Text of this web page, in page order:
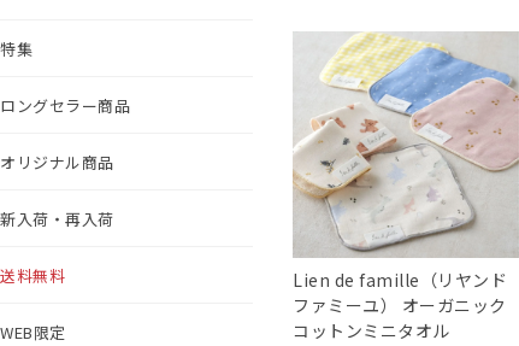
特集
ロングセラー商品
オリジナル商品
新入荷・再入荷
送料無料
WEB限定
Lien de famille（リヤンド
ファミーユ） オーガニック
コットンミニタオル